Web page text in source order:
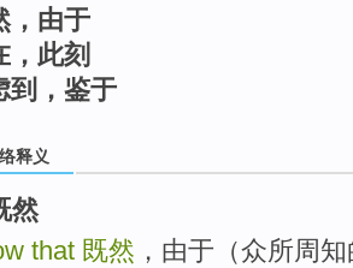
，由于
，此刻
到，鉴于
释义
然
that 既然 ，由于（众所周